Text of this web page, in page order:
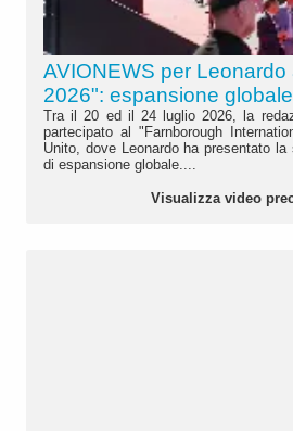
AVIONEWS per
2026": espansione
Tra il 20 ed il 24 luglio 2026, la
partecipato al "Farnborough
Unito, dove Leonardo ha presentato
di espansione globale....
Visualizza video